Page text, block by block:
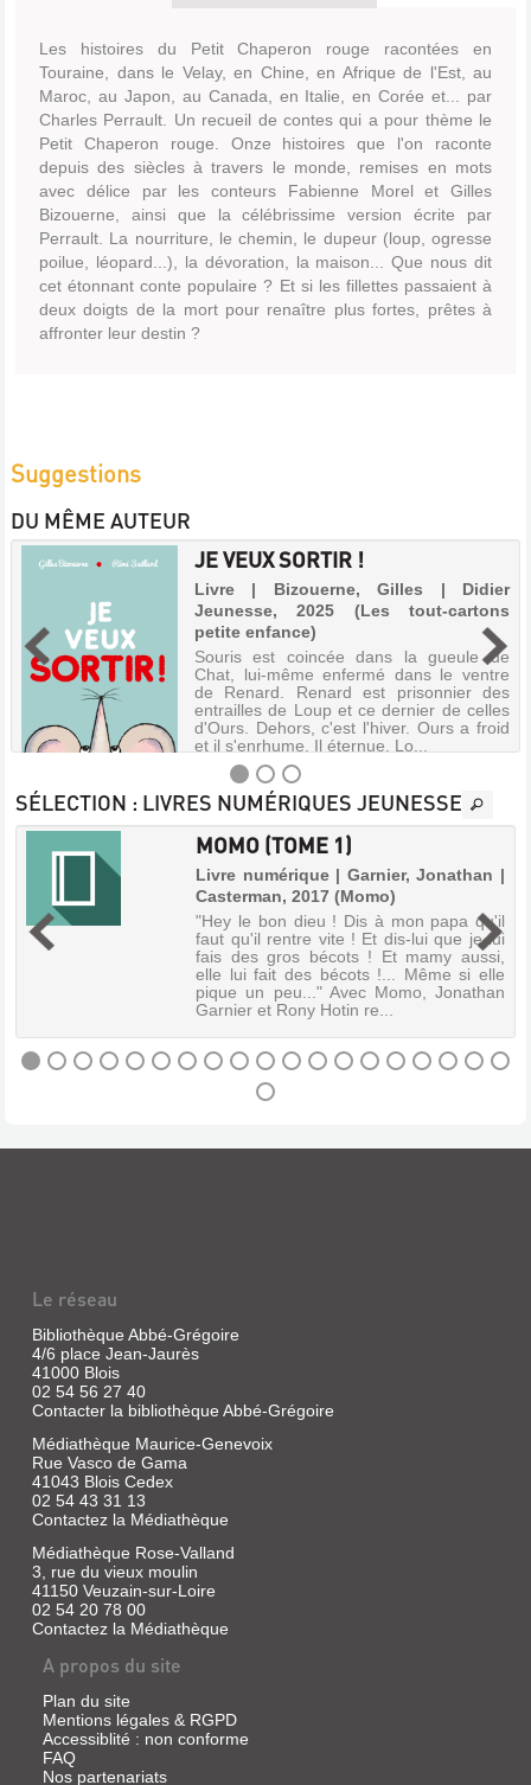
Les histoires du Petit Chaperon rouge racontées en
Touraine, dans le Velay, en Chine, en Afrique de l'Est, au
Maroc, au Japon, au Canada, en Italie, en Corée et... par
Charles Perrault. Un recueil de contes qui a pour thème le
Petit Chaperon rouge. Onze histoires que l'on raconte
depuis des siècles à travers le monde, remises en mots
avec délice par les conteurs Fabienne Morel et Gilles
Bizouerne, ainsi que la célébrissime version écrite par
Perrault. La nourriture, le chemin, le dupeur (loup, ogresse
poilue, léopard...), la dévoration, la maison... Que nous dit
cet étonnant conte populaire ? Et si les fillettes passaient à
deux doigts de la mort pour renaître plus fortes, prêtes à
affronter leur destin ?
Suggestions
DU MÊME AUTEUR
JE VEUX SORTIR !
Livre | Bizouerne, Gilles | Didier
Jeunesse, 2025 (Les tout-cartons
petite enfance)
Souris est coincée dans la gueule de
Chat, lui-même enfermé dans le ventre
de Renard. Renard est prisonnier des
entrailles de Loup et ce dernier de celles
d'Ours. Dehors, c'est l'hiver. Ours a froid
et il s'enrhume. Il éternue. Lo...
SORTIR
!
|
Didier
dans
gueule
de
Chat,
lui-
même
dans
le
ventre
de
Renard.
Renard
est
prisonnier
des
entrailles
de
Loup
ce
dernier
de
celles
d'Ours.
Dehors,
c'est
SÉLECTION : LIVRES NUMÉRIQUES JEUNESSE
MOMO (TOME 1)
Livre numérique | Garnier, Jonathan |
Casterman, 2017 (Momo)
"Hey le bon dieu ! Dis à mon papa qu'il
faut qu'il rentre vite ! Et dis-lui que je lui
fais des gros bécots ! Et mamy aussi,
elle lui fait des bécots !... Même si elle
pique un peu..." Avec Momo, Jonathan
Garnier et Rony Hotin re...
|
2017
(Momo)
"Hey
le
bon
dieu
!
Dis
à
mon
papa
qu'il
faut
qu'il
rentre
vite
!
dis-
que
je
lui
fais
des
Le réseau
Bibliothèque Abbé-Grégoire
4/6 place Jean-Jaurès
41000 Blois
02 54 56 27 40
Contacter la bibliothèque Abbé-Grégoire
Médiathèque Maurice-Genevoix
Rue Vasco de Gama
41043 Blois Cedex
02 54 43 31 13
Contactez la Médiathèque
Médiathèque Rose-Valland
3, rue du vieux moulin
41150 Veuzain-sur-Loire
02 54 20 78 00
Contactez la Médiathèque
A propos du site
Plan du site
Mentions légales & RGPD
Accessiblité : non conforme
FAQ
Nos partenariats